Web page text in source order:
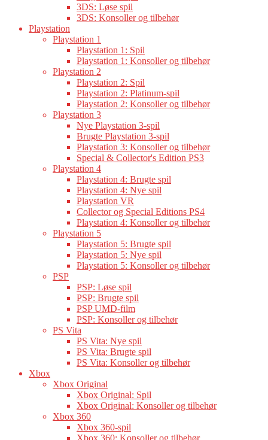
3DS: Løse spil
3DS: Konsoller og tilbehør
Playstation
Playstation 1
Playstation 1: Spil
Playstation 1: Konsoller og tilbehør
Playstation 2
Playstation 2: Spil
Playstation 2: Platinum-spil
Playstation 2: Konsoller og tilbehør
Playstation 3
Nye Playstation 3-spil
Brugte Playstation 3-spil
Playstation 3: Konsoller og tilbehør
Special & Collector's Edition PS3
Playstation 4
Playstation 4: Brugte spil
Playstation 4: Nye spil
Playstation VR
Collector og Special Editions PS4
Playstation 4: Konsoller og tilbehør
Playstation 5
Playstation 5: Brugte spil
Playstation 5: Nye spil
Playstation 5: Konsoller og tilbehør
PSP
PSP: Løse spil
PSP: Brugte spil
PSP UMD-film
PSP: Konsoller og tilbehør
PS Vita
PS Vita: Nye spil
PS Vita: Brugte spil
PS Vita: Konsoller og tilbehør
Xbox
Xbox Original
Xbox Original: Spil
Xbox Original: Konsoller og tilbehør
Xbox 360
Xbox 360-spil